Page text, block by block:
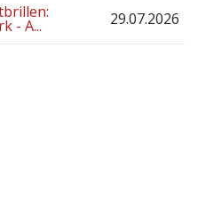
- A... 29.07.2026